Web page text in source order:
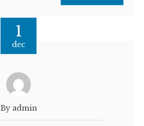
1
dec
By admin